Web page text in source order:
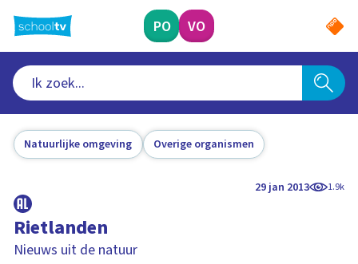
naar
hoofdinhoud
PO VO
Natuurlijke omgeving Overige organismen
29 jan 2013 1.9k
Rietlanden
Nieuws uit de natuur